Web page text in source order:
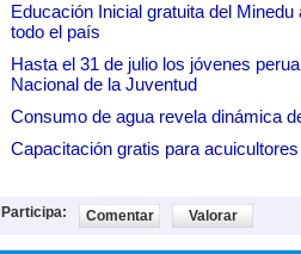
Educación Inicial gratuita del
todo el país
Hasta el 31 de julio los jóvenes
Nacional de la Juventud
Consumo de agua revela dinámica
Capacitación gratis para
Participa: Comentar Valorar